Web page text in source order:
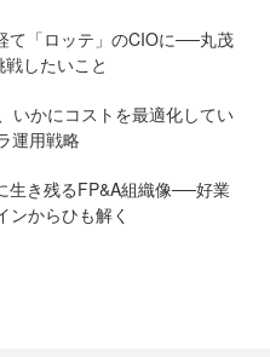
て「ロッテ」のCIOに──丸茂
したいこと
いかにコストを最適化してい
運用戦略
生き残るFP&A組織像──好業
ンからひも解く